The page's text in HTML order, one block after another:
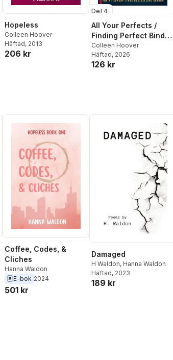
Hopeless
Colleen Hoover
Häftad, 2013
206 kr
Del 4
All Your Perfects /
Finding Perfect Bind-
up
Colleen Hoover
Häftad, 2026
126 kr
Coffee, Codes, &
Cliches
Hanna Waldon
E-bok 2024
501 kr
Damaged
H Waldon, Hanna Waldon
Häftad, 2023
189 kr